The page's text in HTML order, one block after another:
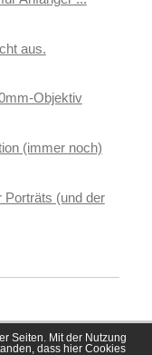
aus.
Objektiv
(immer noch)
Porträts (und der
Seiten. Mit der Nutzung
dass hier Cookies